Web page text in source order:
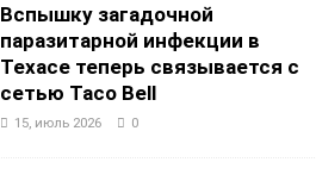
Вспышку загадочной
паразитарной инфекции в
Техасе теперь связывается с
сетью Taco Bell
15, июль 2026 0